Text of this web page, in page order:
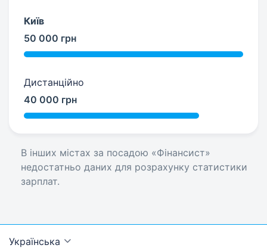
Київ
50 000 грн
Дистанційно
40 000 грн
В інших містах за посадою «Фінансист»
недостатньо даних для розрахунку статистики
зарплат.
Українська